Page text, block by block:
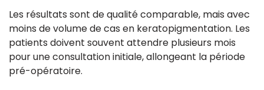
Les résultats sont de qualité comparable, mais avec
moins de volume de cas en keratopigmentation. Les
patients doivent souvent attendre plusieurs mois
pour une consultation initiale, allongeant la période
pré-opératoire.